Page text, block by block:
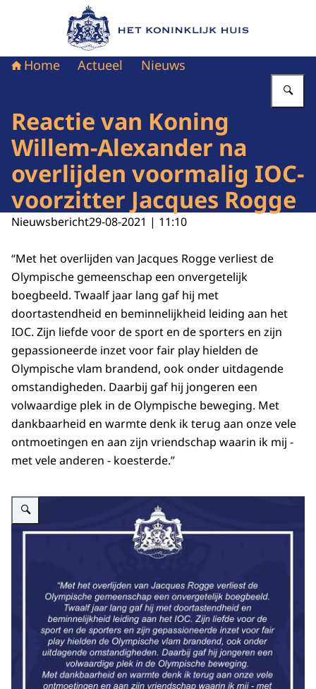
Naar de homepage van Het Koninklijk Huis
Home Actueel Nieuws
Reactie van Koning
Willem-Alexander na
overlijden voormalig IOC-
voorzitter Jacques Rogge
Nieuwsbericht29-08-2021 | 11:10
“Met het overlijden van Jacques Rogge verliest de
Olympische gemeenschap een onvergetelijk
boegbeeld. Twaalf jaar lang gaf hij met
doortastendheid en beminnelijkheid leiding aan het
IOC. Zijn liefde voor de sport en de sporters en zijn
gepassioneerde inzet voor fair play hielden de
Olympische vlam brandend, ook onder uitdagende
omstandigheden. Daarbij gaf hij jongeren een
volwaardige plek in de Olympische beweging. Met
dankbaarheid en warmte denk ik terug aan onze vele
ontmoetingen en aan zijn vriendschap waarin ik mij -
met vele anderen - koesterde.”
Vergroot afbeelding Reactie van Koning Willem-Alexander na overlijden